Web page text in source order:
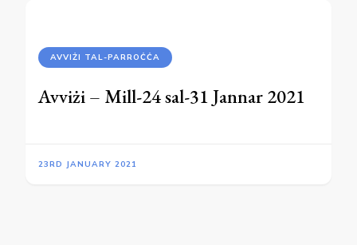
AVVIŻI TAL-PARROĊĊA
Avviżi – Mill-24 sal-31 Jannar 2021
23RD JANUARY 2021